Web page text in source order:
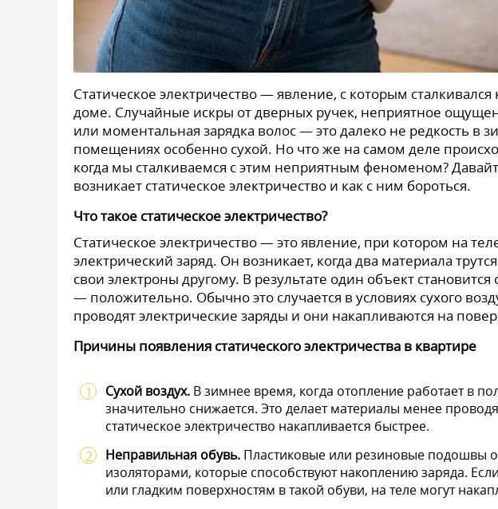
Статическое электричество — явление, с которым
доме. Случайные искры от дверных ручек, неприятное
или моментальная зарядка волос — это далеко не редкость в
помещениях особенно сухой. Но что же на самом деле
когда мы сталкиваемся с этим неприятным феноменом?
возникает статическое электричество и как с ним бороться.
Что такое статическое электричество?
Статическое электричество — это явление, при котором на
электрический заряд. Он возникает, когда два материала
свои электроны другому. В результате один объект
— положительно. Обычно это случается в условиях сухого
проводят электрические заряды и они накапливаются на
Причины появления статического электричества в квартире
Сухой воздух. В зимнее время, когда отопление работает в
значительно снижается. Это делает материалы менее
статическое электричество накапливается быстрее.
Неправильная обувь. Пластиковые или резиновые подошвы
изоляторами, которые способствуют накоплению заряда.
или гладким поверхностям в такой обуви, на теле могут